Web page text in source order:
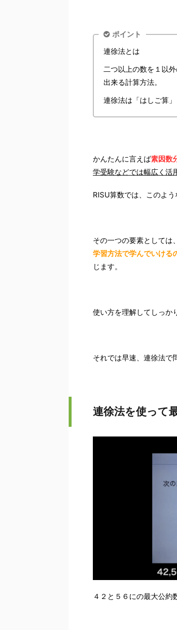
ポイント
連徐法とは
二つ以上の数を１以
出来る計算方法。
連徐法は「はしご算」
かんたんに言えば素因数
学受験などでは幅広く活
RISU算数では、このよ
その一つの要素としては、
学習方法で学んでいける
じます。
使い方を理解してしっか
それでは早速、連徐法で
連徐法を使って
４２と５６にの最大公約